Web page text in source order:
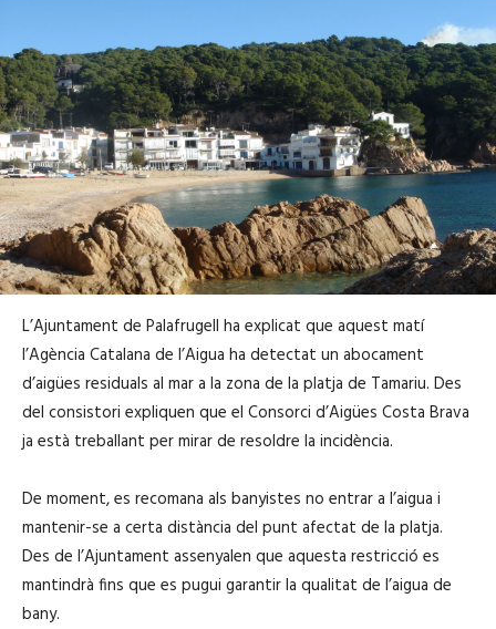
L’Ajuntament de Palafrugell ha explicat que aquest matí
l’Agència Catalana de l’Aigua ha detectat un abocament
d’aigües residuals al mar a la zona de la platja de Tamariu. Des
del consistori expliquen que el Consorci d’Aigües Costa Brava
ja està treballant per mirar de resoldre la incidència.
De moment, es recomana als banyistes no entrar a l’aigua i
mantenir-se a certa distància del punt afectat de la platja.
Des de l’Ajuntament assenyalen que aquesta restricció es
mantindrà fins que es pugui garantir la qualitat de l’aigua de
bany.